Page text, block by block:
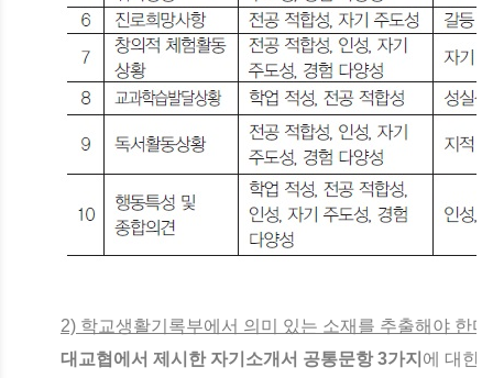
2) 학교생활기록부에서 의미 있는 소재를 추출해야 한
대교협에서 제시한 자기소개서 공통문항 3가지 에 대한